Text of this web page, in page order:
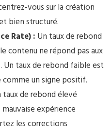
vous sur la création
bien structuré.
Rate) : Un taux de rebond
contenu ne répond pas aux
taux de rebond faible est
un signe positif.
taux de rebond élevé
expérience
les corrections